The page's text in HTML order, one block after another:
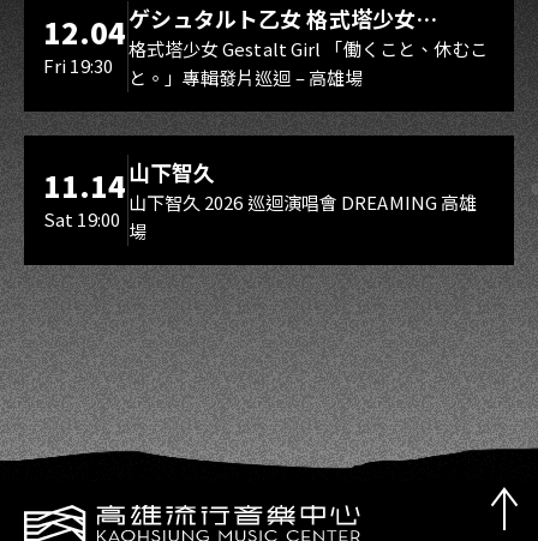
12.04
Fri 19:30
ゲシュタルト乙女 格式塔少女
Gestalt Girl
格式塔少女 Gestalt Girl 「働くこと、休むこ
と。」專輯發片巡迴 – 高雄場
11.14
Sat 19:00
山下智久
山下智久 2026 巡迴演唱會 DREAMING 高雄
場